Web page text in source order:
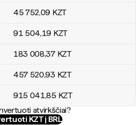
45 752,09 KZT
91 504,19 KZT
183 008,37 KZT
457 520,93 KZT
915 041,85 KZT
atvirkščiai?
KZT į BRL